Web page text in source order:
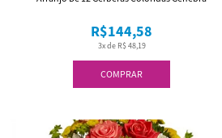
COMPRAR
3x de R$ 48,19
R$144,58